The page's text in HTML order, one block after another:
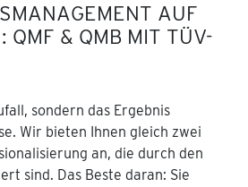
AUF
QMF & QMB MIT TÜV-
sondern das Ergebnis
Wir bieten Ihnen gleich zwei
an, die durch den
sind. Das Beste daran: Sie